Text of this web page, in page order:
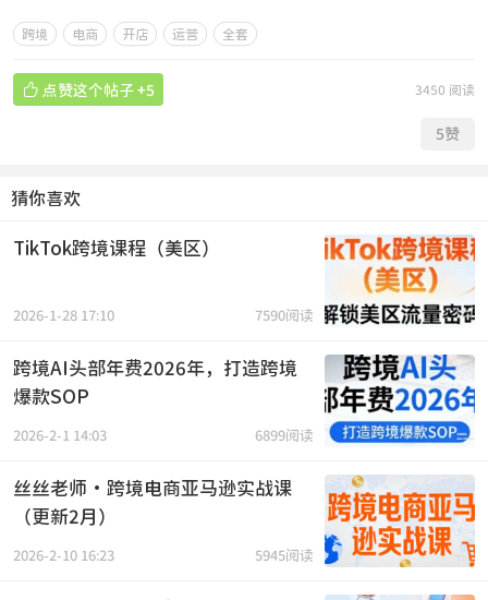
跨境 电商 开店 运营 全套
3450 阅读
 点赞这个帖子 +5
5赞
猜你喜欢
TikTok跨境课程（美区）
7590阅读
2026-1-28 17:10
跨境AI头部年费2026年，打造跨境
爆款SOP
6899阅读
2026-2-1 14:03
丝丝老师·跨境电商亚马逊实战课
（更新2月）
5945阅读
2026-2-10 16:23